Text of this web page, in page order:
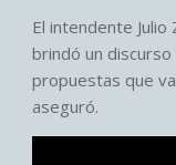
El intendente
brindó un
propuestas que
aseguró.